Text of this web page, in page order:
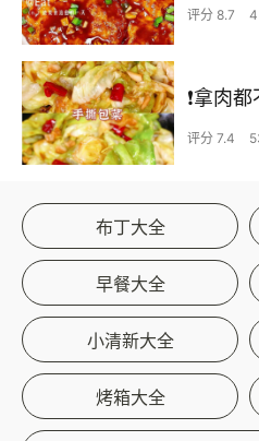
评分 8.7 4
评分 7.4
布丁大全
早餐大全
小清新大全
烤箱大全